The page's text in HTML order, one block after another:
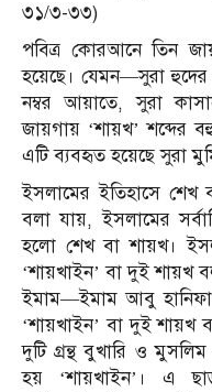
৩১/৩-৩৩)
পবিত্র কোরআনে তিন
হয়েছে। যেমন—সুরা
নম্বর আয়াতে, সুরা
জায়গায় ‘শায়খ’ শব্দের
এটি ব্যবহৃত হয়েছে সুরা
ইসলামের ইতিহাসে শেখ
বলা যায়, ইসলামের
হলো শেখ বা শায়খ।
‘শায়খাইন’ বা দুই শায়খ
ইমাম—ইমাম আবু
‘শায়খাইন’ বা দুই শায়খ
দুটি গ্রন্থ বুখারি ও
হয় ‘শায়খাইন’। এ